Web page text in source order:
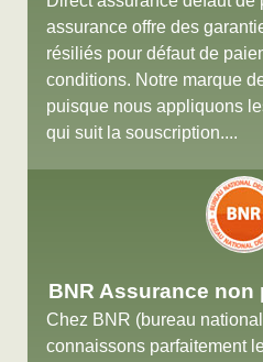
assurance offre des
résiliés pour défaut de
conditions. Notre marque
puisque nous appliquons
qui suit la souscription....
BNR Assurance non
Chez BNR (bureau
connaissons parfaitement